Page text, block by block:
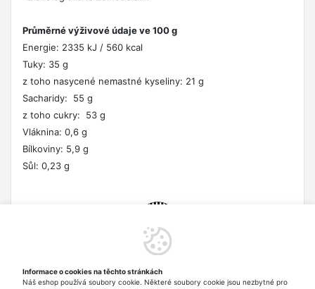
Průměrné výživové údaje ve 100 g
Energie: 2335 kJ / 560 kcal
Tuky: 35 g
z toho nasycené nemastné kyseliny: 21 g
Sacharidy: 55 g
z toho cukry: 53 g
Vláknina: 0,6 g
Bílkoviny: 5,9 g
Sůl: 0,23 g
PRODUKTY POCHÁZEJÍCÍ Z EKOLOGICKÉHO ZEMĚDĚLSTVÍ
Informace o cookies na těchto stránkách
Náš eshop používá soubory cookie. Některé soubory cookie jsou nezbytné pro